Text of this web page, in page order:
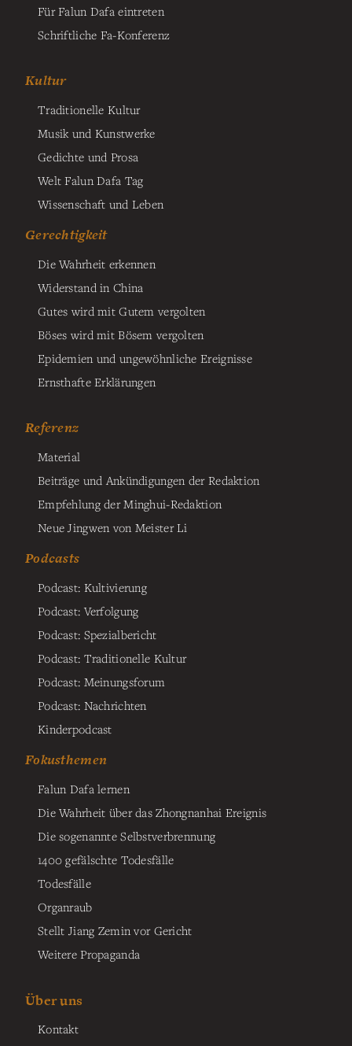
Für Falun Dafa eintreten
Schriftliche Fa-Konferenz
Kultur
Traditionelle Kultur
Musik und Kunstwerke
Gedichte und Prosa
Welt Falun Dafa Tag
Wissenschaft und Leben
Gerechtigkeit
Die Wahrheit erkennen
Widerstand in China
Gutes wird mit Gutem vergolten
Böses wird mit Bösem vergolten
Epidemien und ungewöhnliche Ereignisse
Ernsthafte Erklärungen
Referenz
Material
Beiträge und Ankündigungen der Redaktion
Empfehlung der Minghui-Redaktion
Neue Jingwen von Meister Li
Podcasts
Podcast: Kultivierung
Podcast: Verfolgung
Podcast: Spezialbericht
Podcast: Traditionelle Kultur
Podcast: Meinungsforum
Podcast: Nachrichten
Kinderpodcast
Fokusthemen
Falun Dafa lernen
Die Wahrheit über das Zhongnanhai Ereignis
Die sogenannte Selbstverbrennung
1400 gefälschte Todesfälle
Todesfälle
Organraub
Stellt Jiang Zemin vor Gericht
Weitere Propaganda
Über uns
Kontakt